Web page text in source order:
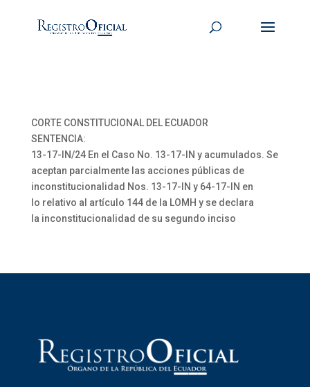
CORTE CONSTITUCIONAL DEL ECUADOR
SENTENCIA:
13-17-IN/24 En el Caso No. 13-17-IN y acumulados. Se
aceptan parcialmente las acciones públicas de
inconstitucionalidad Nos. 13-17-IN y 64-17-IN en
lo relativo al artículo 144 de la LOMH y se declara
la inconstitucionalidad de su segundo inciso